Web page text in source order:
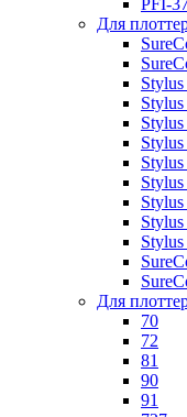
PFI-
Для
Для
70
72
81
90
91